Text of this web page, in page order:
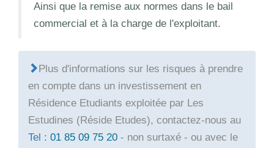
Ainsi que la remise aux normes dans le bail
commercial et à la charge de l'exploitant.
Plus d'informations sur les risques à prendre
en compte dans un investissement en
Résidence Etudiants exploitée par Les
Estudines (Réside Etudes), contactez-nous au
Tel : 01 85 09 75 20 - non surtaxé - ou avec le